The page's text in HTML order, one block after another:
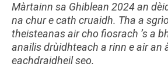
Màrtainn sa Ghiblean 2024 an
na chur e cath cruaidh. Tha a
theisteanas air cho fiosrach ’s a
anailis drùidhteach a rinn e air an
eachdraidheil seo.